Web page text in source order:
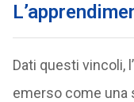
Dati questi vincoli,
emerso come una